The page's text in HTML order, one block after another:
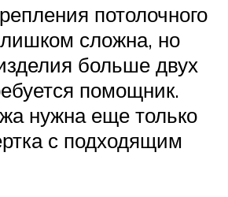
потолочного
сложна, но
больше двух
помощник.
нужна еще только
с подходящим